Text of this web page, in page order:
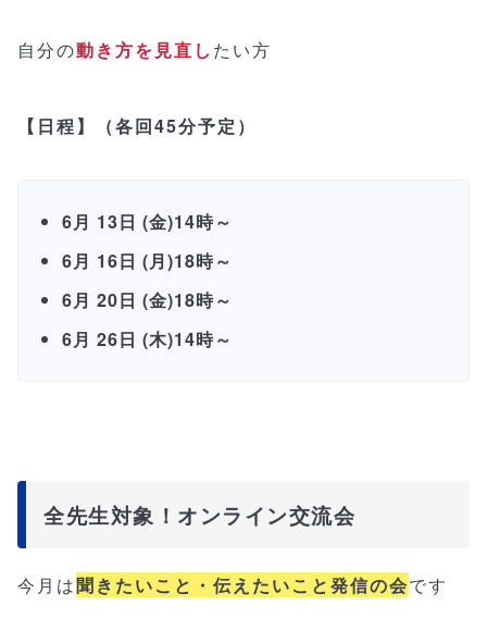
自分の動き方を見直し たい方
【日程】（各回45分予定）
6月 13日 (金)14時～
6月 16日 (月)18時～
6月 20日 (金)18時～
6月 26日 (木)14時～
全先生対象！オンライン交流会
今月は聞きたいこと・伝えたいこと発信の会です